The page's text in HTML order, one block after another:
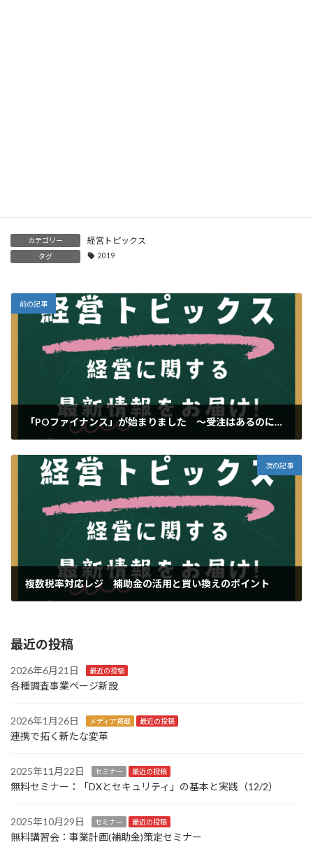
カテゴリー 経営トピックス
タグ 2019
前の記事
「POファイナンス」が始まりました ～受注はあるのに運転資金が苦しいことありませんか～
次の記事
複数税率対応レジ 補助金の活用と買い換えのポイント
最近の投稿
2026年6月21日 最近の投稿
各種調査事業ページ新設
2026年1月26日 メディア掲載 最近の投稿
連携で拓く新たな変革
2025年11月22日 セミナー 最近の投稿
無料セミナー：「DXとセキュリティ」の基本と実践（12/2）
2025年10月29日 セミナー 最近の投稿
無料講習会：事業計画(補助金)策定セミナー